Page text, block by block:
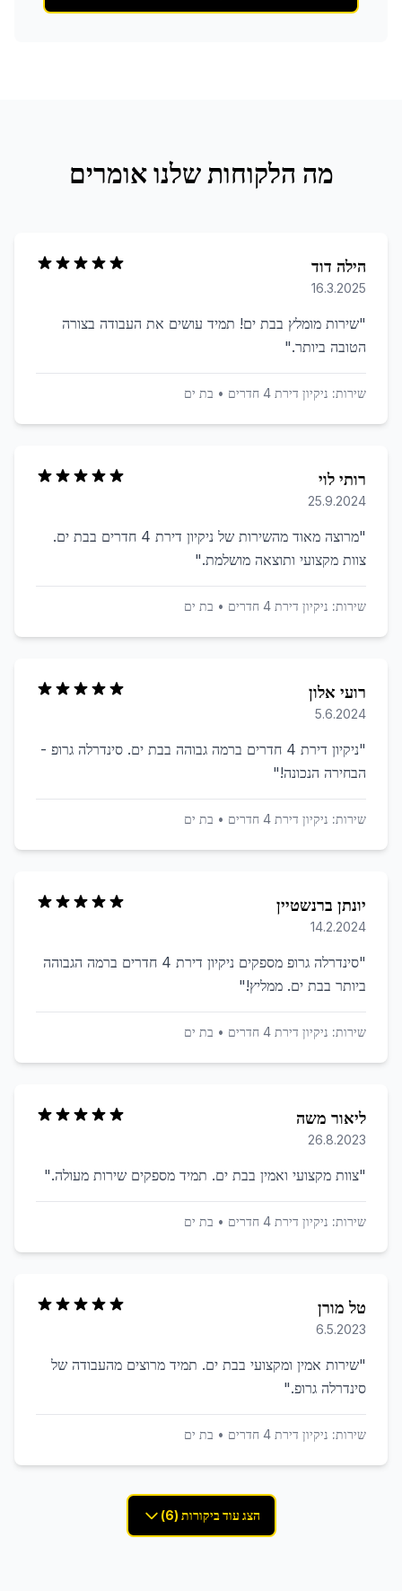
מה הלקוחות שלנו אומרים
הילה דוד
16.3.2025
"שירות מומלץ בבת ים! תמיד עושים את העבודה בצורה
הטובה ביותר."
שירות: ניקיון דירת 4 חדרים • בת ים
רותי לוי
25.9.2024
"
מרוצה מאוד מהשירות של ניקיון דירת 4 חדרים בבת ים.
צוות מקצועי ותוצאה מושלמת."
שירות: ניקיון דירת 4 חדרים • בת ים
רועי אלון
5.6.2024
"
ניקיון דירת 4 חדרים ברמה גבוהה בבת ים. סינדרלה גרופ -
הבחירה הנכונה!"
שירות: ניקיון דירת 4 חדרים • בת ים
יונתן ברנשטיין
14.2.2024
"
סינדרלה גרופ מספקים ניקיון דירת 4 חדרים ברמה הגבוהה
ביותר בבת ים. ממליץ!"
שירות: ניקיון דירת 4 חדרים • בת ים
ליאור משה
26.8.2023
"צוות מקצועי ואמין בבת ים. תמיד מספקים שירות מעולה."
שירות: ניקיון דירת 4 חדרים • בת ים
טל מורן
6.5.2023
"שירות אמין ומקצועי בבת ים. תמיד מרוצים מהעבודה של
סינדרלה גרופ."
שירות: ניקיון דירת 4 חדרים • בת ים
הצג עוד ביקורות (6)